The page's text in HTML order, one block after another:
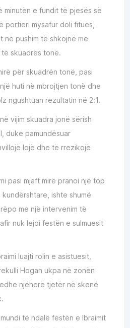
minutën e fundit të pjesës së
portieri mysafur doli fitues,
në pushim të shkojnë me
skuadrës tonë.
për skuadrën tonë, pasi
huti në mbrojtjen tonë dhe
ngushtuan rezultatin në 2:1.
vijim skuadra jonë sërish
duke pamundësuar
lojë dhe të rrezikojë
pasi mjaft mirë pranoi një top
ishte shumë
me një intervenim të
nuk lejoi festën e sulmuesit
luajti rolin e asistuesit,
Hogan ukpa në zonën
njëherë tjetër në skenë
të ndalë festën e Ibraimit